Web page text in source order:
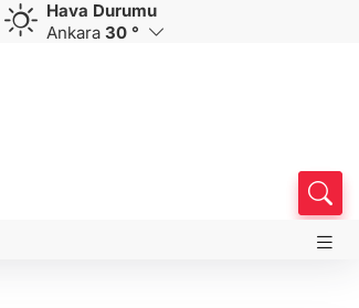
GBP
64,3468
CHF
59,0083
Hava Durumu
Ankara 30 °